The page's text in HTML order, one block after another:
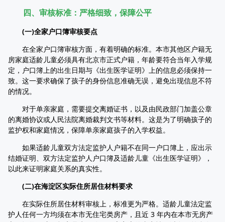
四、审核标准：严格细致，保障公平
(一)全家户口簿审核要点
在全家户口簿审核方面，有着明确的标准。本市其他区户籍无
房家庭适龄儿童必须具有北京市正式户籍，年龄要符合当年入学规
定，户口簿上的出生日期与《出生医学证明》上的信息必须保持一
致。这一要求确保了孩子的身份信息准确无误，避免出现信息不符
的情况。
对于单亲家庭，需要提交离婚证书，以及由民政部门加盖公章
的离婚协议或人民法院离婚裁判文书等材料。这是为了明确孩子的
监护权和家庭情况，保障单亲家庭孩子的入学权益。
如果适龄儿童双方法定监护人户籍不在同一户口簿上，应出示
结婚证明、双方法定监护人户口簿及适龄儿童《出生医学证明》，
以此来证明家庭关系的真实性。
(二)在海淀区实际住所居住材料要求
在实际住所居住材料审核上，标准更为严格。适龄儿童法定监
护人任何一方均须在本市无住宅类房产，且近 3 年内在本市无房产